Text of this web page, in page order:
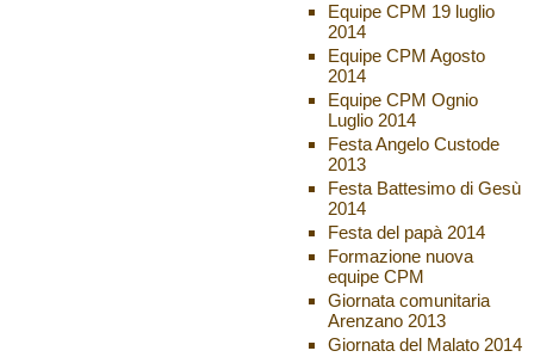
Equipe CPM 19 luglio
2014
Equipe CPM Agosto
2014
Equipe CPM Ognio
Luglio 2014
Festa Angelo Custode
2013
Festa Battesimo di Gesù
2014
Festa del papà 2014
Formazione nuova
equipe CPM
Giornata comunitaria
Arenzano 2013
Giornata del Malato 2014